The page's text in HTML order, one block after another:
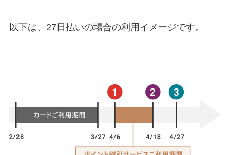
以下は、27日払いの場合の利用イメージです。